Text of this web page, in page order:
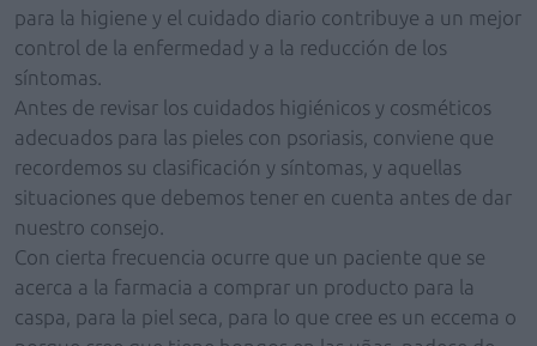
para la higiene y el cuidado diario contribuye a un mejor
control de la enfermedad y a la reducción de los
síntomas.
Antes de revisar los cuidados higiénicos y cosméticos
adecuados para las pieles con psoriasis, conviene que
recordemos su clasificación y síntomas, y aquellas
situaciones que debemos tener en cuenta antes de dar
nuestro consejo.
Con cierta frecuencia ocurre que un paciente que se
acerca a la farmacia a comprar un producto para la
caspa, para la piel seca, para lo que cree es un eccema o